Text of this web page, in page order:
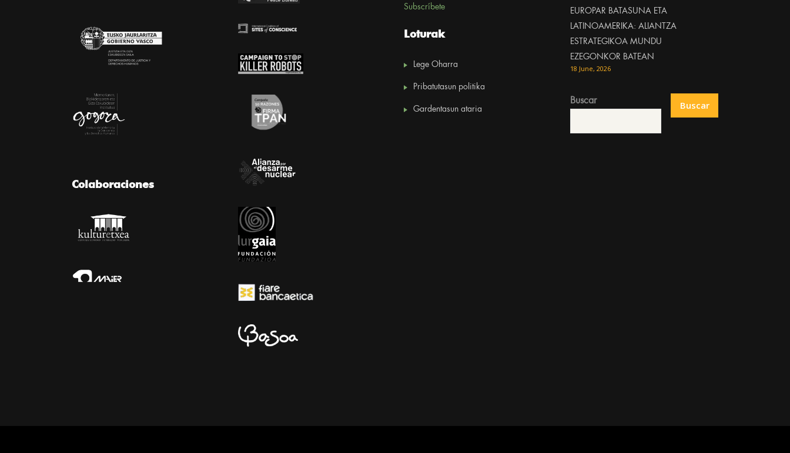
Colaboraciones
Subscríbete
Loturak
Lege Oharra
Pribatutasun politika
Gardentasun ataria
EUROPAR BATASUNA ETA
LATINOAMERIKA: ALIANTZA
ESTRATEGIKOA MUNDU
EZEGONKOR BATEAN
18 June, 2026
Buscar Buscar